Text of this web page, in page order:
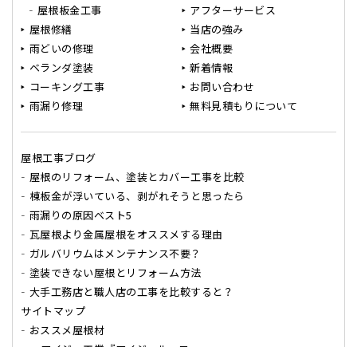
屋根板金工事
屋根修繕
雨どいの修理
ベランダ塗装
コーキング工事
雨漏り修理
アフターサービス
当店の強み
会社概要
新着情報
お問い合わせ
無料見積もりについて
屋根工事ブログ
屋根のリフォーム、塗装とカバー工事を比較
棟板金が浮いている、剥がれそうと思ったら
雨漏りの原因ベスト5
瓦屋根より金属屋根をオススメする理由
ガルバリウムはメンテナンス不要？
塗装できない屋根とリフォーム方法
大手工務店と職人店の工事を比較すると？
サイトマップ
おススメ屋根材